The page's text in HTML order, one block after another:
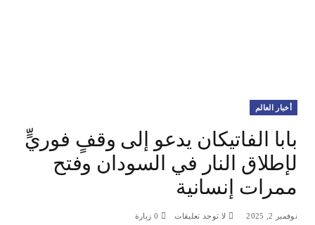
أخبار العالم
بابا الفاتيكان يدعو إلى وقفٍ فوريٍّ
لإطلاق النار في السودان وفتح
ممرات إنسانية
نوفمبر 2, 2025 لا توجد تعليقات 0 زيارة